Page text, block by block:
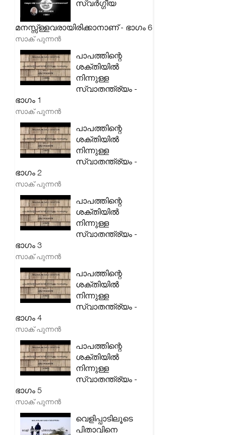
സ്വർഗ്ഗീയ
മനസ്സ്ള്ളവരായിരിക്കാനാണ് - ഭാഗം 6
സാക് പുന്നൻ
പാപത്തിന്റെ
ശക്തിയിൽ
നിന്നുള്ള
സ്വാതന്ത്ര്യം -
ഭാഗം 1
സാക് പുന്നൻ
പാപത്തിന്റെ
ശക്തിയിൽ
നിന്നുള്ള
സ്വാതന്ത്ര്യം -
ഭാഗം 2
സാക് പുന്നൻ
പാപത്തിന്റെ
ശക്തിയിൽ
നിന്നുള്ള
സ്വാതന്ത്ര്യം -
ഭാഗം 3
സാക് പുന്നൻ
പാപത്തിന്റെ
ശക്തിയിൽ
നിന്നുള്ള
സ്വാതന്ത്ര്യം -
ഭാഗം 4
സാക് പുന്നൻ
പാപത്തിന്റെ
ശക്തിയിൽ
നിന്നുള്ള
സ്വാതന്ത്ര്യം -
ഭാഗം 5
സാക് പുന്നൻ
വെളിപ്പാടിലൂടെ
പിതാവിനെ